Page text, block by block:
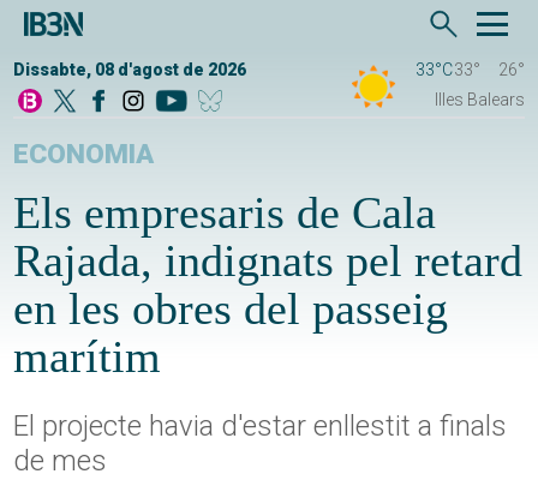
Dissabte, 08 d'agost de 2026 33°C33°
26°
Illes Balears
ECONOMIA
Els empresaris de Cala
Rajada, indignats pel retard
en les obres del passeig
marítim
El projecte havia d'estar enllestit a finals
de mes